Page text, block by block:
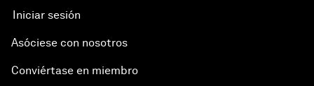
Iniciar sesión
Asóciese con nosotros
Conviértase en miembro